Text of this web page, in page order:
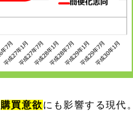
購買意欲にも影響する現代。